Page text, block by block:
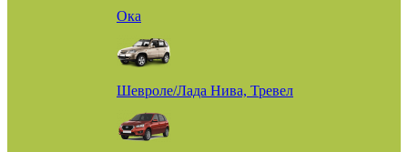
Ока
Шевроле/Лада Нива, Тревел